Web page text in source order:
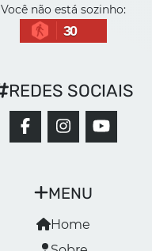
Você não está sozinho:
30
MENU
Home
REDES SOCIAIS